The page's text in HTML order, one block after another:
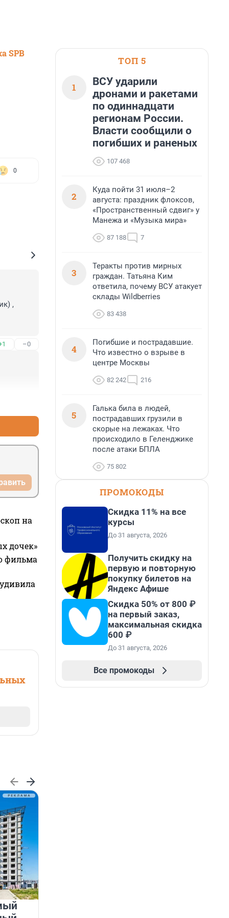
SPB
0
,
–0
на
дочек»
фильма
ТОП 5
1
ВСУ ударили
дронами и ракетами
по одиннадцати
регионам России.
Власти сообщили о
погибших и раненых
107 468
2
Куда пойти 31 июля–2
августа: праздник флоксов,
«Пространственный сдвиг» у
Манежа и «Музыка мира»
87 188 7
3
Теракты против мирных
граждан. Татьяна Ким
ответила, почему ВСУ атакует
склады Wildberries
83 438
4
Погибшие и пострадавшие.
Что известно о взрыве в
центре Москвы
82 242 216
5
Галька била в людей,
пострадавших грузили в
скорые на лежаках. Что
происходило в Геленджике
после атаки БПЛА
75 802
ПРОМОКОДЫ
Скидка 11% на все
курсы
До 31 августа, 2026
Получить скидку на
первую и повторную
покупку билетов на
Яндекс Афише
Скидка 50% от 800 ₽
на первый заказ,
максимальная скидка
600 ₽
До 31 августа, 2026
Все промокоды